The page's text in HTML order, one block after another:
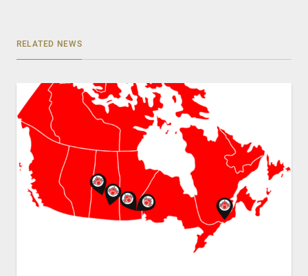
RELATED NEWS